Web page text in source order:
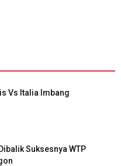
Vs Italia Imbang
Suksesnya WTP